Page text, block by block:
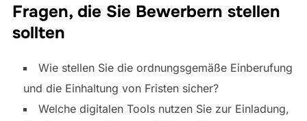
Fragen, die Sie Bewerbern stellen
sollten
Wie stellen Sie die ordnungsgemäße Einberufung
und die Einhaltung von Fristen sicher?
Welche digitalen Tools nutzen Sie zur Einladung,